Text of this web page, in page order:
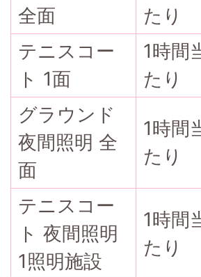
全面
たり
テニスコー
ト 1面
1時間
たり
グラウンド
夜間照明 全
面
1時間
たり
テニスコー
ト 夜間照明
1照明施設
1時間
たり